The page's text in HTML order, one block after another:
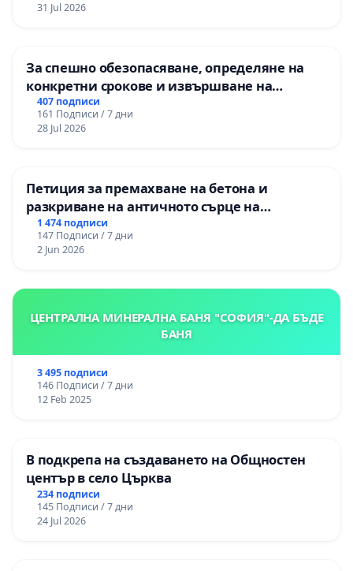
31 Jul 2026
За спешно обезопасяване, определяне на
конкретни срокове и извършване на
цялостна рехабилитация на
републиканския път между пътен възел АМ
„Тракия“ - гр. Ихтиман - с. Мирово - к.к.
407 подписи
161 Подписи / 7 дни
28 Jul 2026
Петиция за премахване на бетона и
разкриване на античното сърце на
Могиланската могила във Враца
1 474 подписи
147 Подписи / 7 дни
2 Jun 2026
ЦЕНТРАЛНА МИНЕРАЛНА БАНЯ "СОФИЯ"-ДА БЪДЕ
БАНЯ
3 495 подписи
146 Подписи / 7 дни
12 Feb 2025
В подкрепа на създаването на Общностен
център в село Църква
234 подписи
145 Подписи / 7 дни
24 Jul 2026